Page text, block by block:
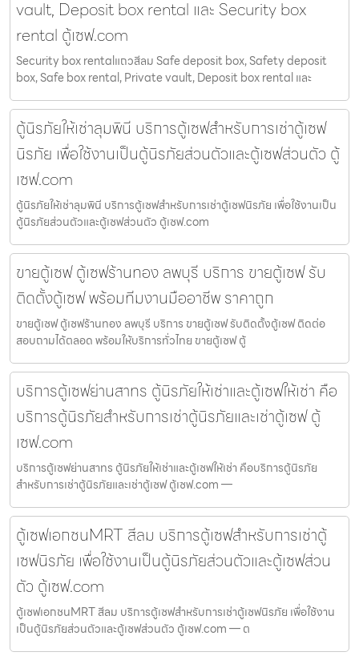
vault, Deposit box rental และ Security box
rental ตู้เซฟ.com
Security box rentalแถวสีลม Safe deposit box, Safety deposit
box, Safe box rental, Private vault, Deposit box rental และ
ตู้นิรภัยให้เช่าลุมพินี บริการตู้เซฟสำหรับการเช่าตู้เซฟ
นิรภัย เพื่อใช้งานเป็นตู้นิรภัยส่วนตัวและตู้เซฟส่วนตัว ตู้
เซฟ.com
ตู้นิรภัยให้เช่าลุมพินี บริการตู้เซฟสำหรับการเช่าตู้เซฟนิรภัย เพื่อใช้งานเป็น
ตู้นิรภัยส่วนตัวและตู้เซฟส่วนตัว ตู้เซฟ.com
ขายตู้เซฟ ตู้เซฟร้านทอง ลพบุรี บริการ ขายตู้เซฟ รับ
ติดตั้งตู้เซฟ พร้อมทีมงานมืออาชีพ ราคาถูก
ขายตู้เซฟ ตู้เซฟร้านทอง ลพบุรี บริการ ขายตู้เซฟ รับติดตั้งตู้เซฟ ติดต่อ
สอบถามได้ตลอด พร้อมให้บริการทั่วไทย ขายตู้เซฟ ตู้
บริการตู้เซฟย่านสาทร ตู้นิรภัยให้เช่าและตู้เซฟให้เช่า คือ
บริการตู้นิรภัยสำหรับการเช่าตู้นิรภัยและเช่าตู้เซฟ ตู้
เซฟ.com
บริการตู้เซฟย่านสาทร ตู้นิรภัยให้เช่าและตู้เซฟให้เช่า คือบริการตู้นิรภัย
สำหรับการเช่าตู้นิรภัยและเช่าตู้เซฟ ตู้เซฟ.com —
ตู้เซฟเอกชนMRT สีลม บริการตู้เซฟสำหรับการเช่าตู้
เซฟนิรภัย เพื่อใช้งานเป็นตู้นิรภัยส่วนตัวและตู้เซฟส่วน
ตัว ตู้เซฟ.com
ตู้เซฟเอกชนMRT สีลม บริการตู้เซฟสำหรับการเช่าตู้เซฟนิรภัย เพื่อใช้งาน
เป็นตู้นิรภัยส่วนตัวและตู้เซฟส่วนตัว ตู้เซฟ.com — ต